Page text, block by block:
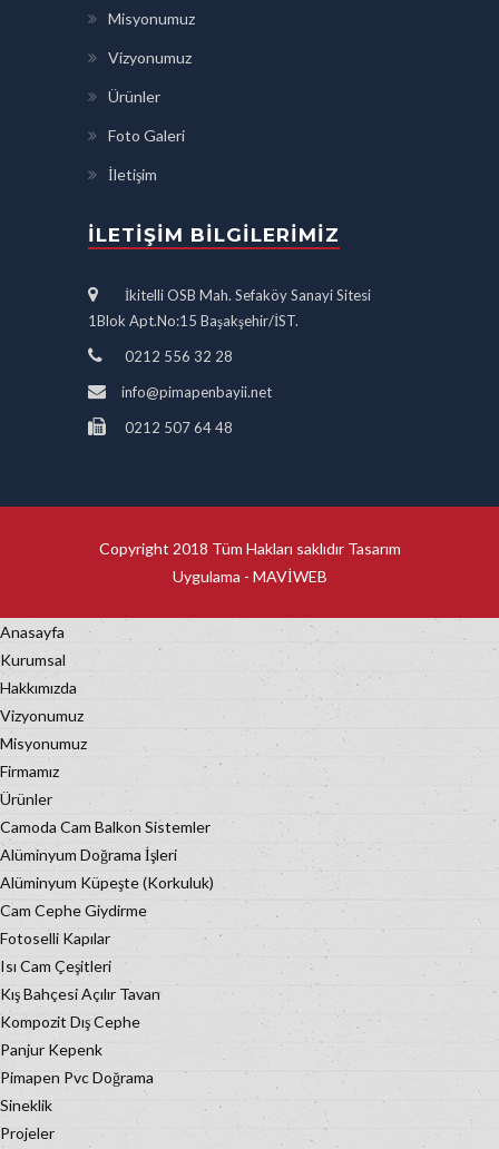
Misyonumuz
Vizyonumuz
Ürünler
Foto Galeri
İletişim
İLETIŞIM BILGILERIMIZ
İkitelli OSB Mah. Sefaköy Sanayi Sitesi
1Blok Apt.No:15 Başakşehir/İST.
0212 556 32 28
info@pimapenbayii.net
0212 507 64 48
Copyright 2018 Tüm Hakları saklıdır Tasarım
Uygulama - MAVİWEB
Anasayfa
Kurumsal
Hakkımızda
Vizyonumuz
Misyonumuz
Firmamız
Ürünler
Camoda Cam Balkon Sistemler
Alüminyum Doğrama İşleri
Alüminyum Küpeşte (Korkuluk)
Cam Cephe Giydirme
Fotoselli Kapılar
Isı Cam Çeşitleri
Kış Bahçesi Açılır Tavan
Kompozit Dış Cephe
Panjur Kepenk
Pimapen Pvc Doğrama
Sineklik
Projeler